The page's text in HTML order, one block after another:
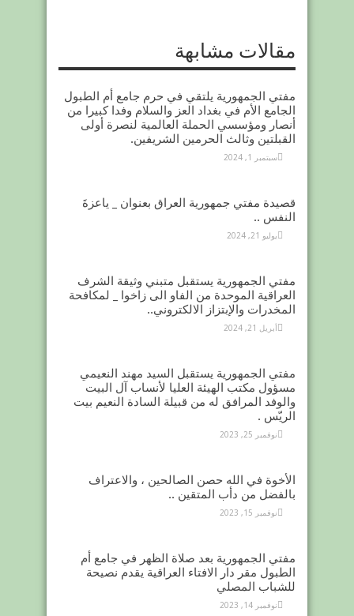
مقالات مشابهة
مفتي الجمهورية يلتقي في حرم جامع أم الطبول
الجامع الأم في بغداد العز والسلام وفدا كبيرا من
أنصار ومؤسسي الحملة العالمية لنصرة أولى
القبلتين وثالث الحرمين الشريفين.
سبتمبر 1, 2024
قصيدة مفتي جمهورية العراق بعنوان _ ياعزةَ
النفس ..
يوليو 21, 2024
مفتي الجمهورية يستقبل متبني وثيقة الشرف
العراقية الموحدة من الفاو الى زاخوا _ لمكافحة
المخدرات والإبتزاز الالكتروني..
أبريل 21, 2024
مفتي الجمهورية يستقبل السيد مهند النعيمي
مسؤول مكتب الهيئة العليا لأنساب آل البيت
والوفد المرافق له من قبيلة السادة النعيم بيت
الريّس .
نوفمبر 25, 2023
الأخوة في الله حصن الصالحين ، والاعتراف
بالفضل من دأب المتقين ..
نوفمبر 15, 2023
مفتي الجمهورية بعد صلاة الظهر في جامع أم
الطبول مقر دار الافتاء العراقية يقدم نصيحة
للشباب المصلي
نوفمبر 14, 2023